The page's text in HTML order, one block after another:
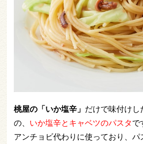
桃屋の「いか塩辛」 だけで味付け
の、 いか塩辛とキャベツのパスタで
アンチョビ代わりに使っており、パ